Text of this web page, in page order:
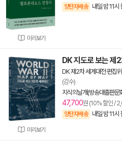
미리보기
양탄자배송 내일 밤 11시
미리보기
DK 지도로 보는 제
DK 제2차 세계대전 편집
(감수)
지식의날개(방송대출판문
47,700원 (10% 할인 /
양탄자배송 내일 밤 11시